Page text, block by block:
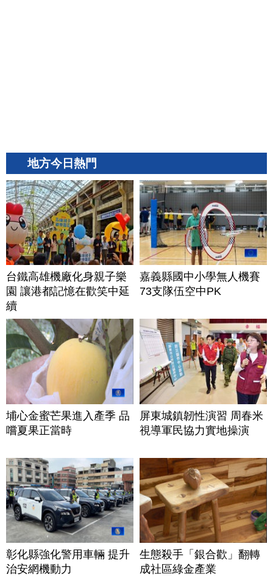
地方今日熱門
台鐵高雄機廠化身親子樂
園 讓港都記憶在歡笑中延
續
嘉義縣國中小學無人機賽
73支隊伍空中PK
埔心金蜜芒果進入產季 品
嚐夏果正當時
屏東城鎮韌性演習 周春米
視導軍民協力實地操演
彰化縣強化警用車輛 提升
治安網機動力
生態殺手「銀合歡」翻轉
成社區綠金產業